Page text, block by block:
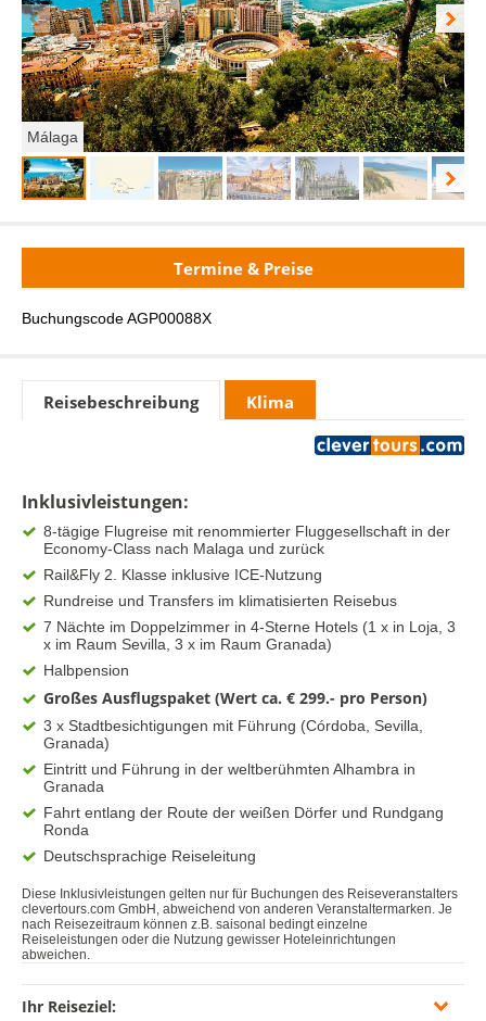
Málaga
Termine & Preise
Buchungscode AGP00088X
Reisebeschreibung Klima
Inklusivleistungen:
8-tägige Flugreise mit renommierter Fluggesellschaft in der
Economy-Class nach Malaga und zurück
Rail&Fly 2. Klasse inklusive ICE-Nutzung
Rundreise und Transfers im klimatisierten Reisebus
7 Nächte im Doppelzimmer in 4-Sterne Hotels (1 x in Loja, 3
x im Raum Sevilla, 3 x im Raum Granada)
Halbpension
Großes Ausflugspaket (Wert ca. € 299.- pro Person)
3 x Stadtbesichtigungen mit Führung (Córdoba, Sevilla,
Granada)
Eintritt und Führung in der weltberühmten Alhambra in
Granada
Fahrt entlang der Route der weißen Dörfer und Rundgang
Ronda
Deutschsprachige Reiseleitung
Diese Inklusivleistungen gelten nur für Buchungen des Reiseveranstalters
clevertours.com GmbH, abweichend von anderen Veranstaltermarken. Je
nach Reisezeitraum können z.B. saisonal bedingt einzelne
Reiseleistungen oder die Nutzung gewisser Hoteleinrichtungen
abweichen.
Ihr Reiseziel: